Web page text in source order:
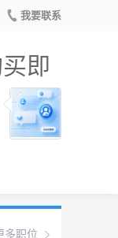
我要联系
即
多职位